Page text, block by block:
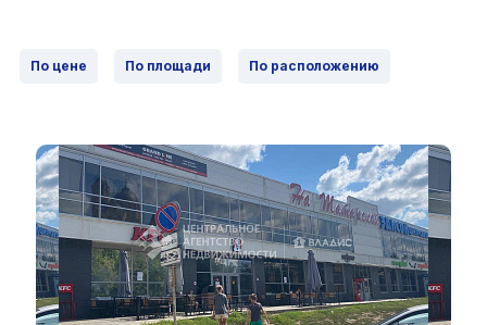
По цене По площади По расположению